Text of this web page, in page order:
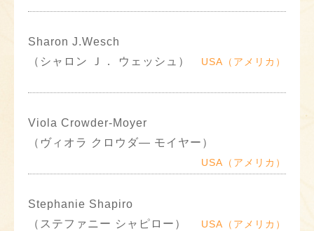
Sharon J.Wesch
（シャロン Ｊ． ウェッシュ）
USA（アメリカ）
Viola Crowder-Moyer
（ヴィオラ クロウダ― モイヤー）
USA（アメリカ）
Stephanie Shapiro
（ステファニー シャピロー）
USA（アメリカ）